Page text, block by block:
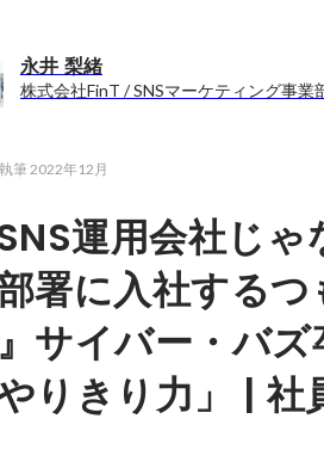
永井 梨緒
株式会社FinT / SNSマーケティング事業
筆2022年12月
SNS運用会社じ
署に入社する
サイバー・バ
りきり力」 | 社